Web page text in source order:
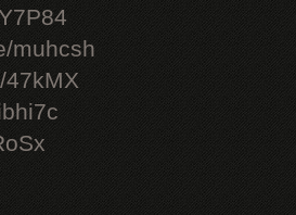
muhcsh
47kMX